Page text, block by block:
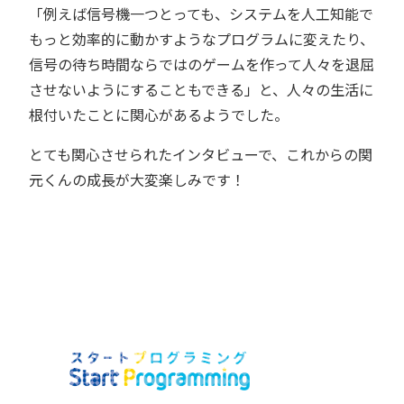
「例えば信号機一つとっても、システムを人工知能で
もっと効率的に動かすようなプログラムに変えたり、
信号の待ち時間ならではのゲームを作って人々を退屈
させないようにすることもできる」と、人々の生活に
根付いたことに関心があるようでした。
とても関心させられたインタビューで、これからの関
元くんの成長が大変楽しみです！